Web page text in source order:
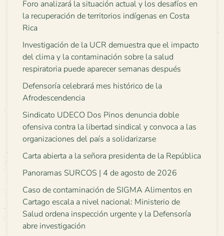
Foro analizará la situación actual y los desafíos en
la recuperación de territorios indígenas en Costa
Rica
Investigación de la UCR demuestra que el impacto
del clima y la contaminación sobre la salud
respiratoria puede aparecer semanas después
Defensoría celebrará mes histórico de la
Afrodescendencia
Sindicato UDECO Dos Pinos denuncia doble
ofensiva contra la libertad sindical y convoca a las
organizaciones del país a solidarizarse
Carta abierta a la señora presidenta de la República
Panoramas SURCOS | 4 de agosto de 2026
Caso de contaminación de SIGMA Alimentos en
Cartago escala a nivel nacional: Ministerio de
Salud ordena inspección urgente y la Defensoría
abre investigación